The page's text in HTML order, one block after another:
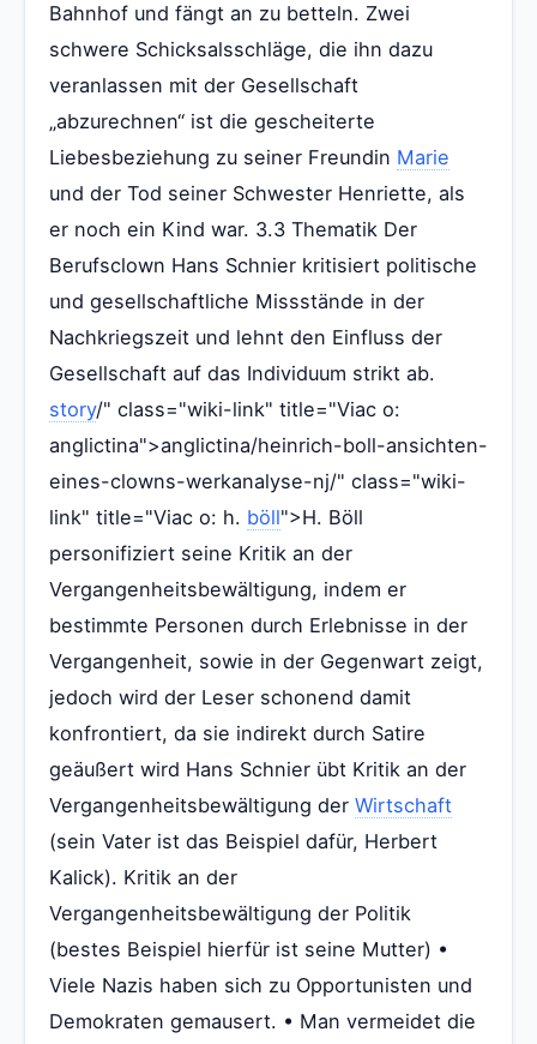
Bahnhof und fängt an zu betteln. Zwei
schwere Schicksalsschläge, die ihn dazu
veranlassen mit der Gesellschaft
„abzurechnen“ ist die gescheiterte
Liebesbeziehung zu seiner Freundin Marie
und der Tod seiner Schwester Henriette, als
er noch ein Kind war. 3.3 Thematik Der
Berufsclown Hans Schnier kritisiert politische
und gesellschaftliche Missstände in der
Nachkriegszeit und lehnt den Einfluss der
Gesellschaft auf das Individuum strikt ab.
story/" class="wiki-link" title="Viac o:
anglictina">anglictina/heinrich-boll-ansichten-
eines-clowns-werkanalyse-nj/" class="wiki-
link" title="Viac o: h. böll">H. Böll
personifiziert seine Kritik an der
Vergangenheitsbewältigung, indem er
bestimmte Personen durch Erlebnisse in der
Vergangenheit, sowie in der Gegenwart zeigt,
jedoch wird der Leser schonend damit
konfrontiert, da sie indirekt durch Satire
geäußert wird Hans Schnier übt Kritik an der
Vergangenheitsbewältigung der Wirtschaft
(sein Vater ist das Beispiel dafür, Herbert
Kalick). Kritik an der
Vergangenheitsbewältigung der Politik
(bestes Beispiel hierfür ist seine Mutter) •
Viele Nazis haben sich zu Opportunisten und
Demokraten gemausert. • Man vermeidet die